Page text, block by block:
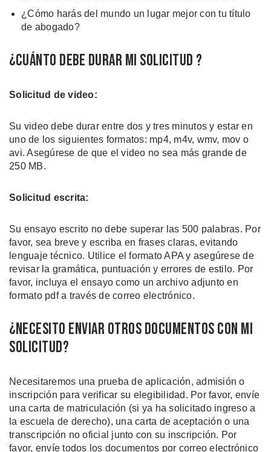
¿Cómo harás del mundo un lugar mejor con tu título
de abogado?
¿Cuánto debe durar mi solicitud ?
Solicitud de video:
Su video debe durar entre dos y tres minutos y estar en
uno de los siguientes formatos: mp4, m4v, wmv, mov o
avi. Asegúrese de que el video no sea más grande de
250 MB.
Solicitud escrita:
Su ensayo escrito no debe superar las 500 palabras. Por
favor, sea breve y escriba en frases claras, evitando
lenguaje técnico. Utilice el formato APA y asegúrese de
revisar la gramática, puntuación y errores de estilo. Por
favor, incluya el ensayo como un archivo adjunto en
formato pdf a través de correo electrónico.
¿Necesito enviar otros documentos con mi
solicitud?
Necesitaremos una prueba de aplicación, admisión o
inscripción para verificar su elegibilidad. Por favor, envíe
una carta de matriculación (si ya ha solicitado ingreso a
la escuela de derecho), una carta de aceptación o una
transcripción no oficial junto con su inscripción. Por
favor, envíe todos los documentos por correo electrónico